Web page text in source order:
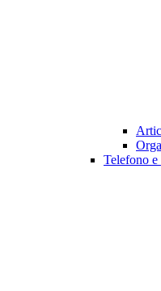
Telefono e